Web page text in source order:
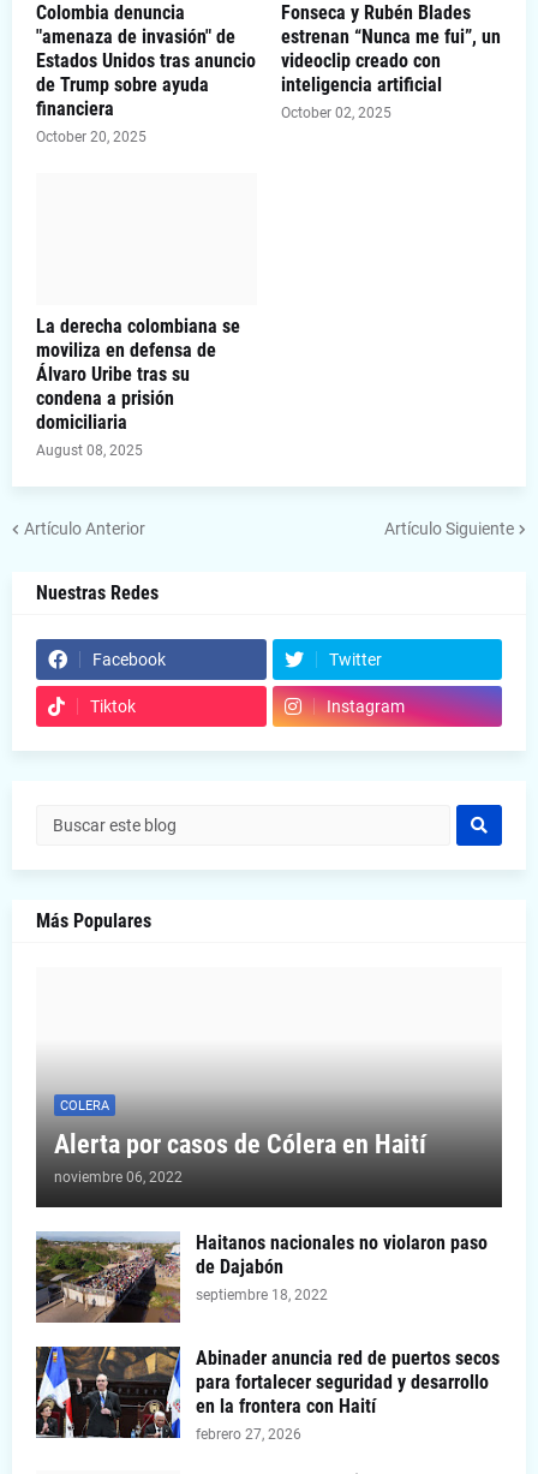
Colombia denuncia
"amenaza de invasión" de
Estados Unidos tras anuncio
de Trump sobre ayuda
financiera
October 20, 2025
Fonseca y Rubén Blades
estrenan “Nunca me fui”, un
videoclip creado con
inteligencia artificial
October 02, 2025
La derecha colombiana se
moviliza en defensa de
Álvaro Uribe tras su
condena a prisión
domiciliaria
August 08, 2025
Artículo Anterior Artículo Siguiente
Nuestras Redes
Facebook Twitter
Tiktok Instagram
Más Populares
COLERA
Alerta por casos de Cólera en Haití
noviembre 06, 2022
Haitanos nacionales no violaron paso
de Dajabón
septiembre 18, 2022
Abinader anuncia red de puertos secos
para fortalecer seguridad y desarrollo
en la frontera con Haití
febrero 27, 2026